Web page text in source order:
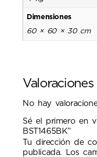
Dimensiones
60 × 60 × 30 cm
Valoraciones
No hay
Sé el primero en
BST1465BK”
Tu dirección de
publicada.
Los